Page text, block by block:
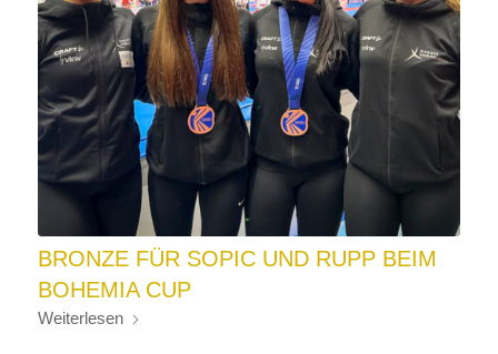
BRONZE FÜR SOPIC UND RUPP BEIM
BOHEMIA CUP
Weiterlesen